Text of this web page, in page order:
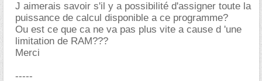
J aimerais savoir s'il y a possibilité d'assigner toute la
puissance de calcul disponible a ce programme?
Ou est ce que ca ne va pas plus vite a cause d 'une
limitation de RAM???
Merci
-----